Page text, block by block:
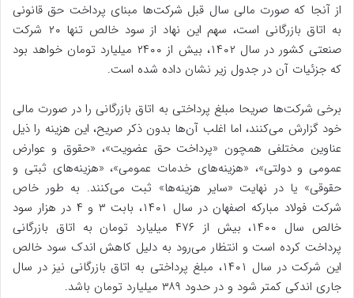
از آنجا که صورت مالی سال قبل شرکت‌ها مبنای پرداخت حق قانونی
به اتاق بازرگانی است، سهم این نهاد از سود خالص تنها ۲۰ شرکت
صنعتی کشور در سال ۱۴۰۲، بیش از ۲۴۰۰ میلیارد تومان خواهد بود
که جزئیات آن در جدول زیر نشان داده شده است.
برخی شرکت‌ها صریحا مبلغ پرداختی به اتاق بازرگانی را در صورت مالی
خود گزارش می‌کنند، اما اغلب آن‌ها بدون ذکر صریح، این هزینه را ذیل
عناوین مختلفی همچون «پرداخت حق عضویت»، «حقوق و عوارض
عمومی و دولتی»، «هزینه‌های خدمات عمومی»، «هزینه‌های ثبتی و
حقوقی» یا در نهایت «سایر هزینه‌ها» ثبت می‌کنند. به طور خاص
شرکت فولاد مبارکه اصفهان در سال ۱۴۰۱، بابت ۳ و ۴ در هزار سود
خالص سال ۱۴۰۰، بیش از ۴۷۶ میلیارد تومان به اتاق بازرگانی
پرداخت کرده است و انتظار می‌رود به دلیل کاهش اندک سود خالص
این شرکت در سال ۱۴۰۱، مبلغ پرداختی به اتاق بازرگانی نیز در سال
جاری اندکی کمتر شود و در حدود ۳۸۹ میلیارد تومان باشد.